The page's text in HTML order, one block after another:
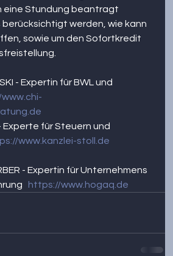
eine Stundung beantragt
berücksichtigt werden, wie kann
sowie um den Sofortkredit
- Expertin für BWL und
- Experte für Steuern und
www.kanzlei-stoll.de
- Expertin für Unternehmens
https://www.hogaq.de